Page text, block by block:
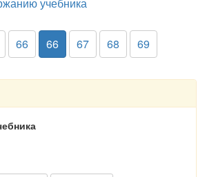
66 66 67 68 69